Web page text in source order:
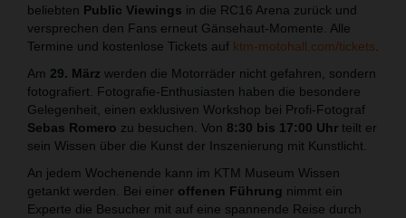
beliebten Public Viewings in die RC16 Arena zurück und
versprechen den Fans erneut Gänsehaut-Momente. Alle
Termine und kostenlose Tickets auf ktm-motohall.com/tickets
Am 29. März werden die Motorräder nicht gefahren, sondern
fotografiert. Fotografie-Enthusiasten haben die besondere
Gelegenheit, einen exklusiven Workshop bei Profi-Fotograf
Sebas Romero zu besuchen. Von 8:30 bis 17:00 Uhr teilt er
sein Wissen über die Kunst der Inszenierung mit Kunstlicht.
An jedem Wochenende kann im KTM Museum Wissen
getankt werden. Bei einer offenen Führung nimmt ein
Experte die Besucher mit auf eine spannende Reise durch